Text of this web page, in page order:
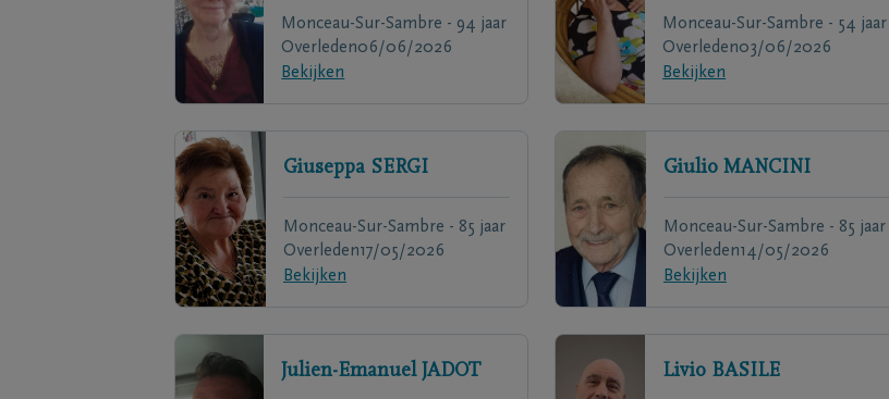
Monceau-Sur-Sambre - 94 jaar
Overleden06/06/2026
Bekijken
Monceau-Sur-Sambre - 54 jaar
Overleden03/06/2026
Bekijken
Giuseppa SERGI
Monceau-Sur-Sambre - 85 jaar
Overleden17/05/2026
Bekijken
Giulio MANCINI
Monceau-Sur-Sambre - 85 jaar
Overleden14/05/2026
Bekijken
Julien-Emanuel JADOT Livio BASILE